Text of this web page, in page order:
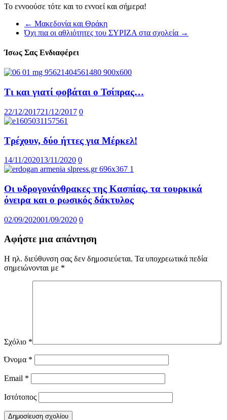
Το εννοούσε τότε και το εννοεί και σήμερα!
← Μακεδονία και Θράκη
Όχι πια οι αθλιότητες του ΣΥΡΙΖΑ στα σχολεία →
Ίσως Σας Ενδιαφέρει
Τι και γιατί φοβάται ο Τσίπρας…
22/12/201721/12/2017 0
Τρέχουν, δύο ήττες για Μέρκελ!
14/11/202013/11/2020 0
Οι υδρογονάνθρακες της Κασπίας, τα τουρκικά
όνειρα και ο ρωσικός δάκτυλος
02/09/202001/09/2020 0
Αφήστε μια απάντηση
Η ηλ. διεύθυνση σας δεν δημοσιεύεται. Τα υποχρεωτικά πεδία
σημειώνονται με *
Σχόλιο *
Όνομα *
Email *
Ιστότοπος